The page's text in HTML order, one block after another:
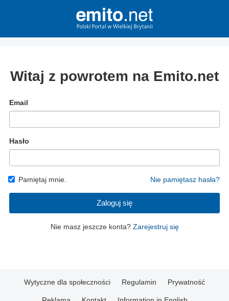
Witaj z powrotem na Emito.net
Email
Hasło
Pamiętaj mnie. Nie pamiętasz hasła?
Zaloguj się
Nie masz jeszcze konta? Zarejestruj się
Wytyczne dla społeczności Regulamin Prywatność